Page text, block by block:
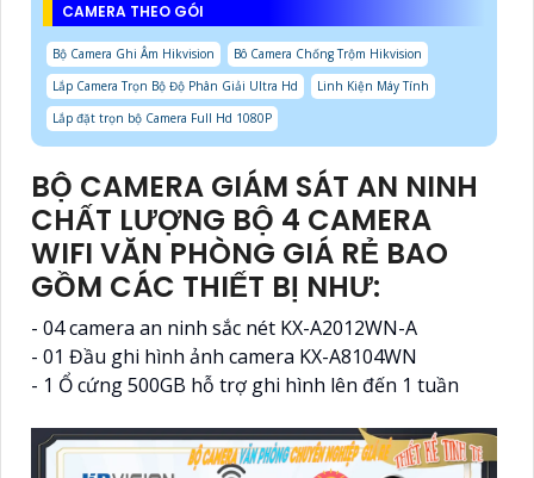
CAMERA THEO GÓI
Bộ Camera Ghi Âm Hikvision
Bô Camera Chống Trộm Hikvision
Lắp Camera Trọn Bộ Độ Phân Giải Ultra Hd
Linh Kiện Máy Tính
Lắp đặt trọn bộ Camera Full Hd 1080P
BỘ CAMERA GIÁM SÁT AN NINH
CHẤT LƯỢNG BỘ 4 CAMERA
WIFI VĂN PHÒNG GIÁ RẺ BAO
GỒM CÁC THIẾT BỊ NHƯ:
- 04 camera an ninh sắc nét KX-A2012WN-A
- 01 Đầu ghi hình ảnh camera KX-A8104WN
- 1 Ổ cứng 500GB hỗ trợ ghi hình lên đến 1 tuần